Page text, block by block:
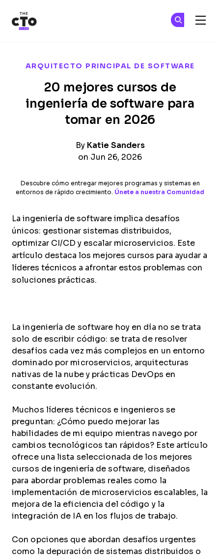
ARQUITECTO PRINCIPAL DE SOFTWARE
20 mejores cursos de
ingeniería de software para
tomar en 2026
By Katie Sanders
on Jun 26, 2026
Descubre cómo entregar mejores programas y sistemas en
entornos de rápido crecimiento. Únete a nuestra Comunidad
La ingeniería de software implica desafíos
únicos: gestionar sistemas distribuidos,
optimizar CI/CD y escalar microservicios. Este
artículo destaca los mejores cursos para ayudar a
líderes técnicos a afrontar estos problemas con
soluciones prácticas.
La ingeniería de software hoy en día no se trata
solo de escribir código: se trata de resolver
desafíos cada vez más complejos en un entorno
dominado por microservicios, arquitecturas
nativas de la nube y prácticas DevOps en
constante evolución.
Muchos líderes técnicos e ingenieros se
preguntan: ¿Cómo puedo mejorar las
habilidades de mi equipo mientras navego por
cambios tecnológicos tan rápidos? Este artículo
ofrece una lista seleccionada de los mejores
cursos de ingeniería de software, diseñados
para abordar problemas reales como la
implementación de microservicios escalables, la
mejora de la eficiencia del código y la
integración de IA en los flujos de trabajo.
Con opciones que abordan desafíos urgentes
como la depuración de sistemas distribuidos o